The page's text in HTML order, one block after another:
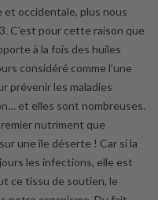
et occidentale, plus nous
C’est pour cette raison que
à la fois des huiles
considéré comme l’une
prévenir les maladies
et elles sont nombreuses.
nutriment que
une île déserte ! Car si la
les infections, elle est
ce tissu de soutien, le